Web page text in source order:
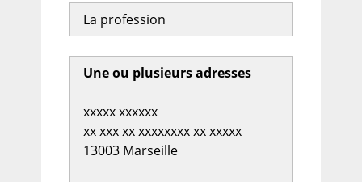
La profession
Une ou plusieurs adresses
xxxxx xxxxxx
xx xxx xx xxxxxxxx xx xxxxx
13003 Marseille